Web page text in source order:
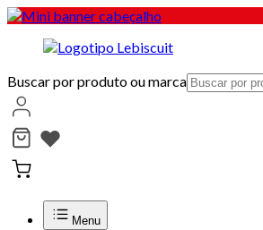
Buscar por produto ou marca
Menu